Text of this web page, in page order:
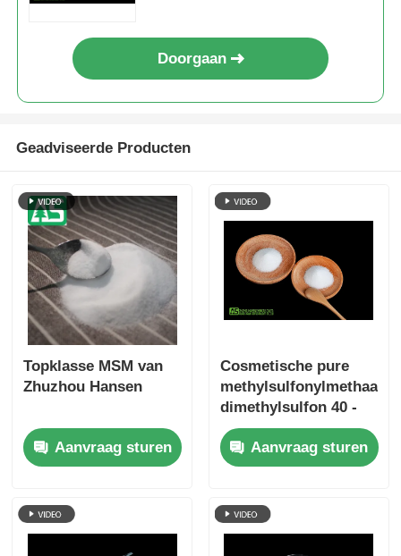
Doorgaan
Geadviseerde Producten
Topklasse MSM van
Zhuzhou Hansen
Aanvraag sturen
Cosmetische pure
methylsulfonylmethaan-
dimethylsulfon 40 -
80 mesh melaminevrij
Aanvraag sturen